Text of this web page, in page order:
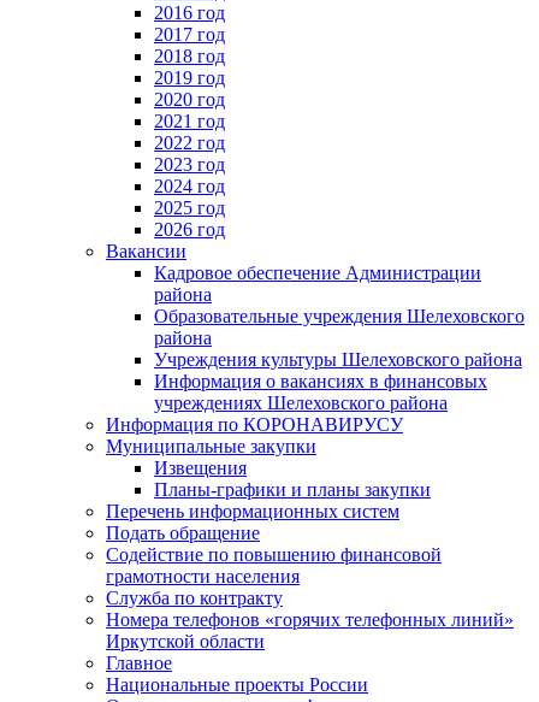
2016 год
2017 год
2018 год
2019 год
2020 год
2021 год
2022 год
2023 год
2024 год
2025 год
2026 год
Вакансии
Кадровое обеспечение Администрации
района
Образовательные учреждения Шелеховского
района
Учреждения культуры Шелеховского района
Информация о вакансиях в финансовых
учреждениях Шелеховского района
Информация по КОРОНАВИРУСУ
Муниципальные закупки
Извещения
Планы-графики и планы закупки
Перечень информационных систем
Подать обращение
Содействие по повышению финансовой
грамотности населения
Служба по контракту
Номера телефонов «горячих телефонных линий»
Иркутской области
Главное
Национальные проекты России